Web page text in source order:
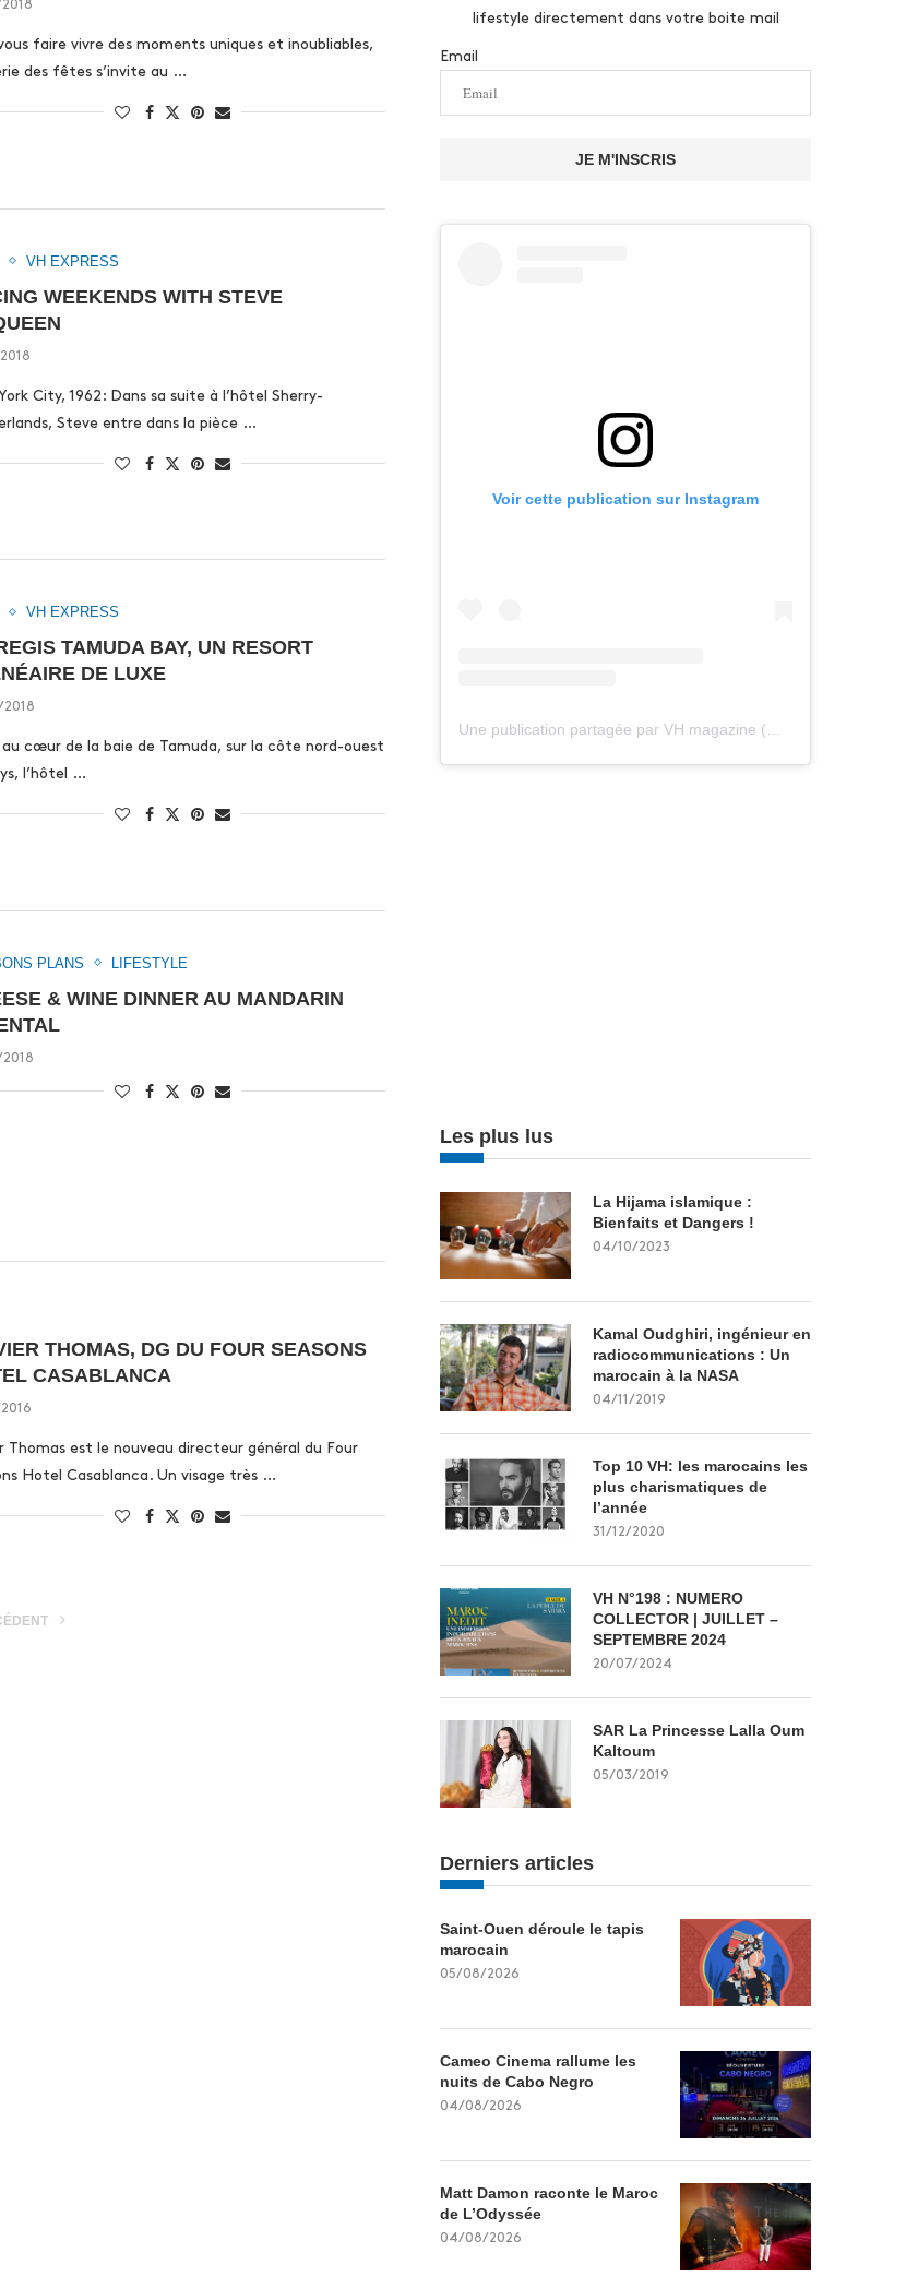
faire vivre des moments uniques et inoubliables,
des fêtes s’invite au …
VH EXPRESS
WEEKENDS WITH STEVE
City, 1962: Dans sa suite à l’hôtel Sherry-
Steve entre dans la pièce …
VH EXPRESS
TAMUDA BAY, UN RESORT
DE LUXE
cœur de la baie de Tamuda, sur la côte nord-ouest
l’hôtel …
PLANS LIFESTYLE
& WINE DINNER AU MANDARIN
THOMAS, DG DU FOUR SEASONS
CASABLANCA
Thomas est le nouveau directeur général du Four
Hotel Casablanca. Un visage très …
lifestyle directement dans votre boite mail
Email
JE M'INSCRIS
Voir cette publication sur Instagram
Les plus lus
La Hijama islamique :
Bienfaits et Dangers !
04/10/2023
Kamal Oudghiri, ingénieur en
radiocommunications : Un
marocain à la NASA
04/11/2019
Top 10 VH: les marocains les
plus charismatiques de
l’année
31/12/2020
VH N°198 : NUMERO
COLLECTOR | JUILLET –
SEPTEMBRE 2024
20/07/2024
SAR La Princesse Lalla Oum
Kaltoum
05/03/2019
Derniers articles
Saint-Ouen déroule le tapis
marocain
05/08/2026
Cameo Cinema rallume les
nuits de Cabo Negro
04/08/2026
Matt Damon raconte le Maroc
de L’Odyssée
04/08/2026